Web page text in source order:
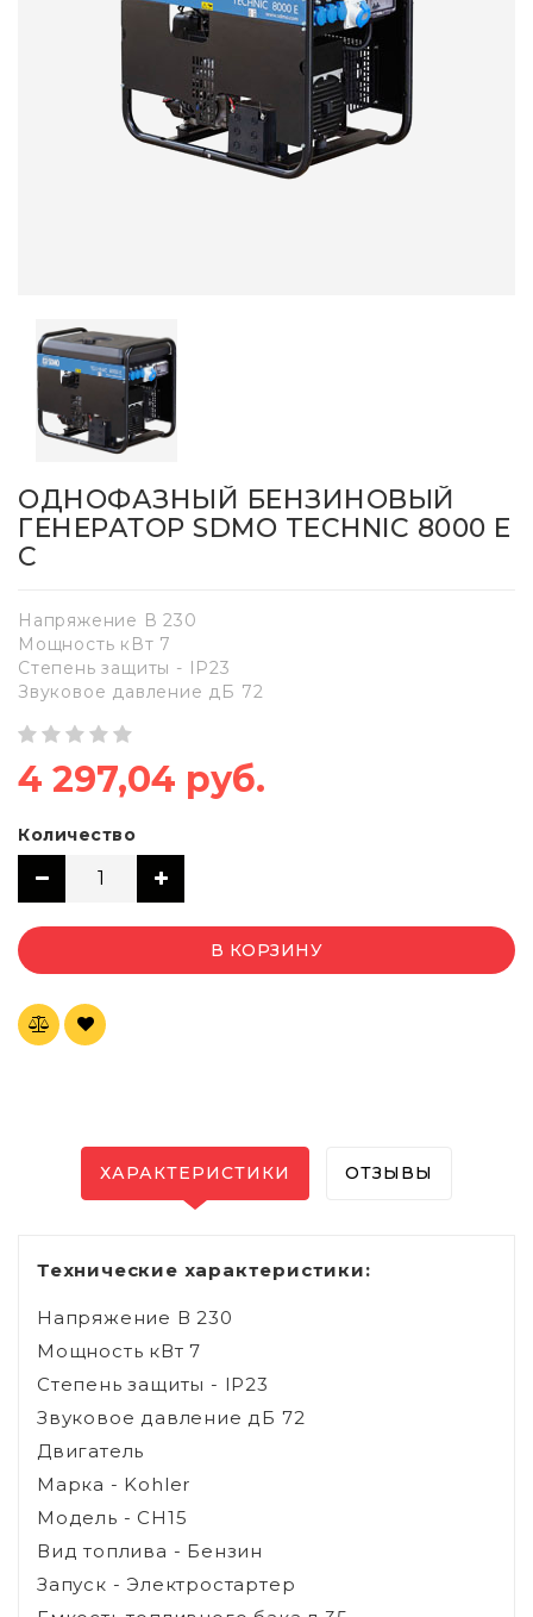
ОДНОФАЗНЫЙ БЕНЗИНОВЫЙ
ГЕНЕРАТОР SDMO TECHNIC 8000 E
C
Напряжение В 230
Мощность кВт 7
Степень защиты - IP23
Звуковое давление дБ 72
4 297,04 руб.
Количество
В КОРЗИНУ
ХАРАКТЕРИСТИКИ ОТЗЫВЫ
Технические характеристики:
Напряжение В 230
Мощность кВт 7
Степень защиты - IP23
Звуковое давление дБ 72
Двигатель
Марка - Kohler
Модель - CH15
Вид топлива - Бензин
Запуск - Электростартер